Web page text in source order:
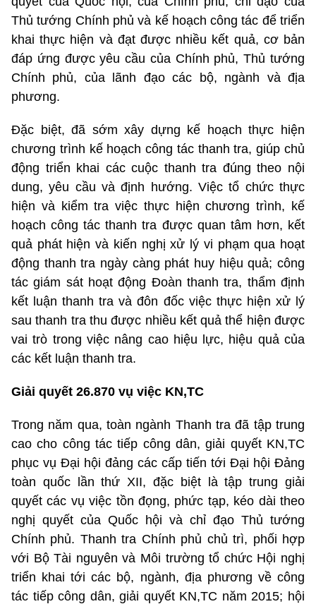
Thủ tướng Chính phủ và kế hoạch công tác để triển
khai thực hiện và đạt được nhiều kết quả, cơ bản
đáp ứng được yêu cầu của Chính phủ, Thủ tướng
Chính phủ, của lãnh đạo các bộ, ngành và địa
phương.
Đặc biệt, đã sớm xây dựng kế hoạch thực hiện
chương trình kế hoạch công tác thanh tra, giúp chủ
động triển khai các cuộc thanh tra đúng theo nội
dung, yêu cầu và định hướng. Việc tổ chức thực
hiện và kiểm tra việc thực hiện chương trình, kế
hoạch công tác thanh tra được quan tâm hơn, kết
quả phát hiện và kiến nghị xử lý vi phạm qua hoạt
động thanh tra ngày càng phát huy hiệu quả; công
tác giám sát hoạt động Đoàn thanh tra, thẩm định
kết luận thanh tra và đôn đốc việc thực hiện xử lý
sau thanh tra thu được nhiều kết quả thể hiện được
vai trò trong việc nâng cao hiệu lực, hiệu quả của
các kết luận thanh tra.
Giải quyết 26.870 vụ việc KN,TC
Trong năm qua, toàn ngành Thanh tra đã tập trung
cao cho công tác tiếp công dân, giải quyết KN,TC
phục vụ Đại hội đảng các cấp tiến tới Đại hội Đảng
toàn quốc lần thứ XII, đặc biệt là tập trung giải
quyết các vụ việc tồn đọng, phức tạp, kéo dài theo
nghị quyết của Quốc hội và chỉ đạo Thủ tướng
Chính phủ. Thanh tra Chính phủ chủ trì, phối hợp
với Bộ Tài nguyên và Môi trường tổ chức Hội nghị
triển khai tới các bộ, ngành, địa phương về công
tác tiếp công dân, giải quyết KN,TC năm 2015; hội